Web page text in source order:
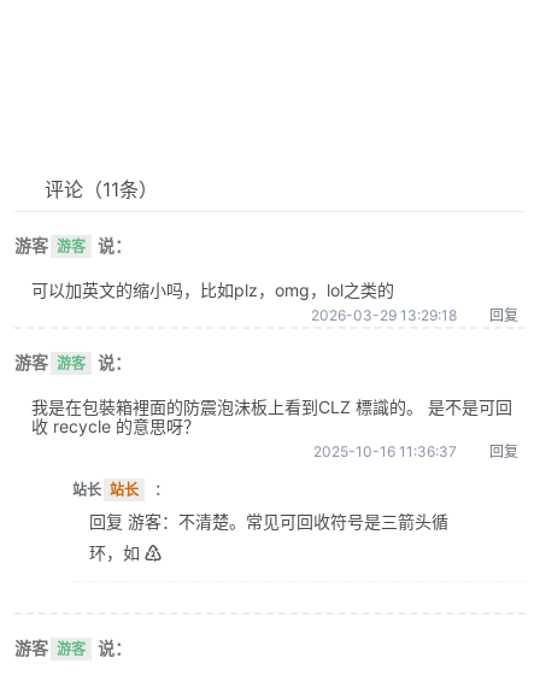
评论 （11条）
游客 游客 说：
可以加英文的缩小吗，比如plz，omg，lol之类的
2026-03-29 13:29:18 回复
游客 游客 说：
我是在包裝箱裡面的防震泡沫板上看到CLZ 標識的。 是不是可回
收 recycle 的意思呀？
2025-10-16 11:36:37 回复
站长 站长 ：
回复 游客：不清楚。常见可回收符号是三箭头循
环，如 ♴
游客 游客 说：